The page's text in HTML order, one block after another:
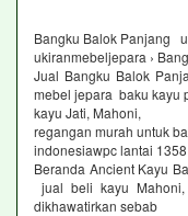
Bangku Balok Panjang
ukiranmebeljepara ›
Jual Bangku Balok
mebel jepara baku kayu
kayu Jati, Mahoni,
regangan murah untuk
indonesiawpc lantai 1358
Beranda Ancient Kayu
jual beli kayu
dikhawatirkan sebab